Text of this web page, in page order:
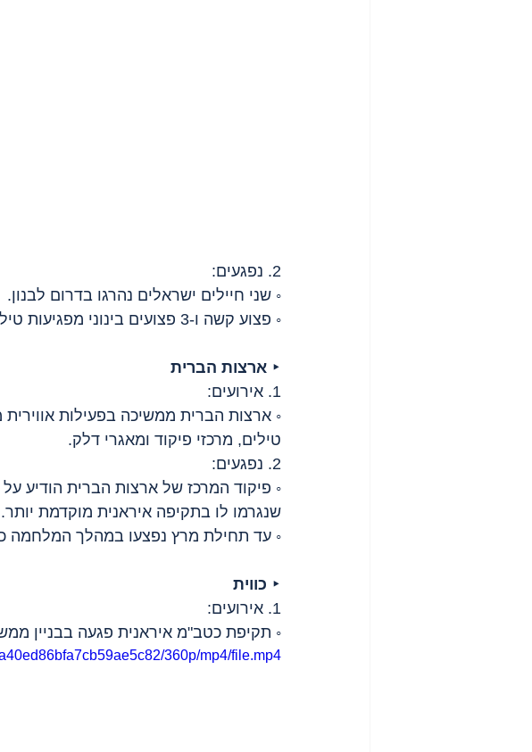
2. נפגעים:
◦ שני חיילים ישראלים נהרגו בדרום לבנון.
◦ פצוע קשה ו-3 פצועים בינוני מפגיעות טילים ב
‣ ארצות הברית
1. אירועים:
◦ ארצות הברית ממשיכה בפעילות
טילים, מרכזי פיקוד ומאגרי דלק.
2. נפגעים:
◦ פיקוד המרכז של ארצות הברית הודיע
שנגרמו לו בתקיפה איראנית מוקדמת יותר.
◦ עד תחילת מרץ נפצעו במהלך המלחמה כ-140–150 חיילים
‣ כווית
1. אירועים:
◦ תקיפת כטב"מ איראנית פגעה בבניין
360p/mp4/file.mp4